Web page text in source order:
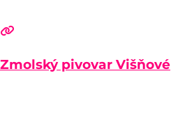
Zmolský pivovar Višňové